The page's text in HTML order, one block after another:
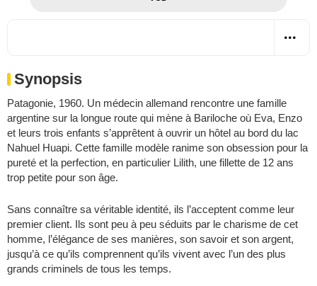
Synopsis
Patagonie, 1960. Un médecin allemand rencontre une famille
argentine sur la longue route qui mène à Bariloche où Eva, Enzo
et leurs trois enfants s’apprêtent à ouvrir un hôtel au bord du lac
Nahuel Huapi. Cette famille modèle ranime son obsession pour la
pureté et la perfection, en particulier Lilith, une fillette de 12 ans
trop petite pour son âge.
Sans connaître sa véritable identité, ils l’acceptent comme leur
premier client. Ils sont peu à peu séduits par le charisme de cet
homme, l’élégance de ses manières, son savoir et son argent,
jusqu’à ce qu’ils comprennent qu’ils vivent avec l’un des plus
grands criminels de tous les temps.